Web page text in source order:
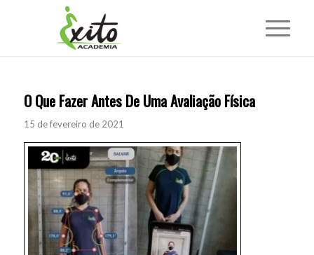
O Que Fazer Antes De Uma Avaliação Física
15 de fevereiro de 2021